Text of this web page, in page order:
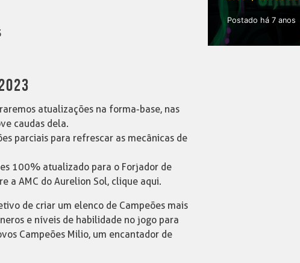
atualizações na forma-base, nas
caudas dela.
parciais para refrescar as mecânicas de
100% atualizado para o Forjador de
a AMC do Aurelion Sol, clique aqui.
de criar um elenco de Campeões mais
e níveis de habilidade no jogo para
Campeões Milio, um encantador de
Postado há 7 anos